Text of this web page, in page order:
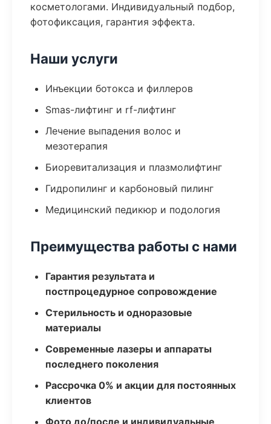
косметологами. Индивидуальный подбор,
фотофиксация, гарантия эффекта.
Наши услуги
Инъекции ботокса и филлеров
Smas-лифтинг и rf-лифтинг
Лечение выпадения волос и
мезотерапия
Биоревитализация и плазмолифтинг
Гидропилинг и карбоновый пилинг
Медицинский педикюр и подология
Преимущества работы с нами
Гарантия результата и
постпроцедурное сопровождение
Стерильность и одноразовые
материалы
Современные лазеры и аппараты
последнего поколения
Рассрочка 0% и акции для постоянных
клиентов
Фото до/после и индивидуальные